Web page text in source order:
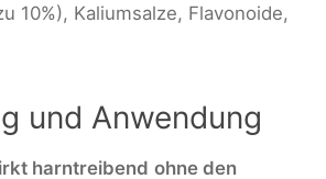
10%), Kaliumsalze, Flavonoide,
und Anwendung
harntreibend ohne den